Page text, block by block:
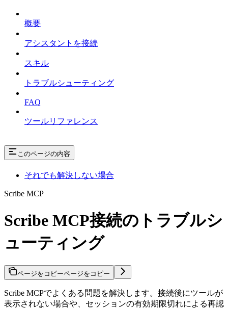
概要
アシスタントを接続
スキル
トラブルシューティング
FAQ
ツールリファレンス
このページの内容
それでも解決しない場合
Scribe MCP
Scribe MCP接続のトラブルシ
ューティング
ページをコピーページをコピー
Scribe MCPでよくある問題を解決します。接続後にツールが
表示されない場合や、セッションの有効期限切れによる再認